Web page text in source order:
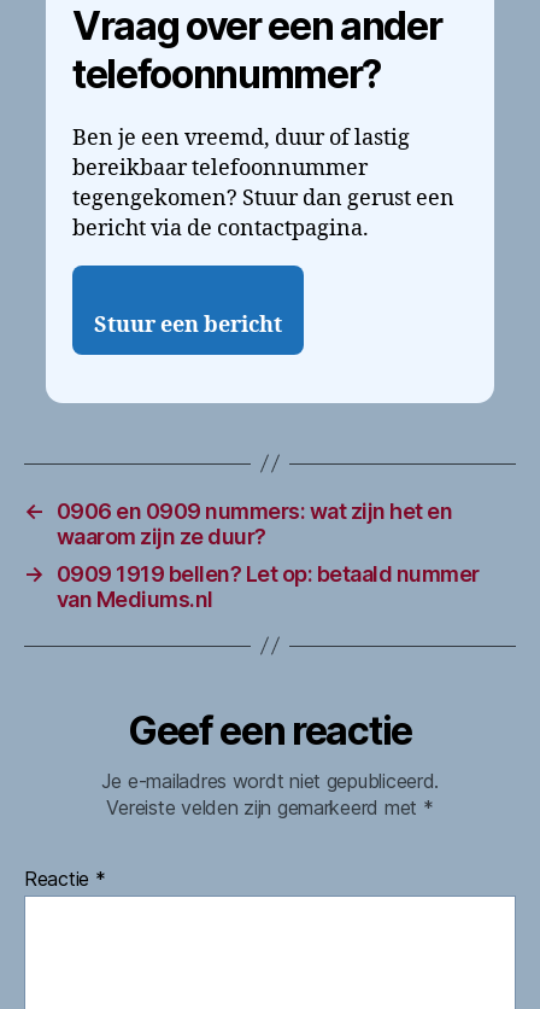
Vraag over een ander
telefoonnummer?
Ben je een vreemd, duur of lastig
bereikbaar telefoonnummer
tegengekomen? Stuur dan gerust een
bericht via de contactpagina.
Stuur een bericht
←
0906 en 0909 nummers: wat zijn het en
waarom zijn ze duur?
→
0909 1919 bellen? Let op: betaald nummer
van Mediums.nl
Geef een reactie
Je e-mailadres wordt niet gepubliceerd.
Vereiste velden zijn gemarkeerd met *
Reactie *